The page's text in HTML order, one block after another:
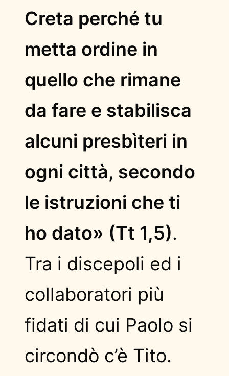
Creta perché tu
metta ordine in
quello che rimane
da fare e stabilisca
alcuni presbìteri in
ogni città, secondo
le istruzioni che ti
ho dato» (Tt 1,5).
Tra i discepoli ed i
collaboratori più
fidati di cui Paolo si
circondò c’è Tito.